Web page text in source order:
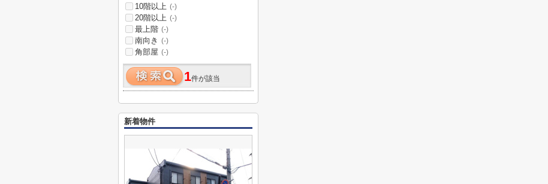
10階以上 (-)
20階以上 (-)
最上階 (-)
南向き (-)
角部屋 (-)
1件が該当
新着物件